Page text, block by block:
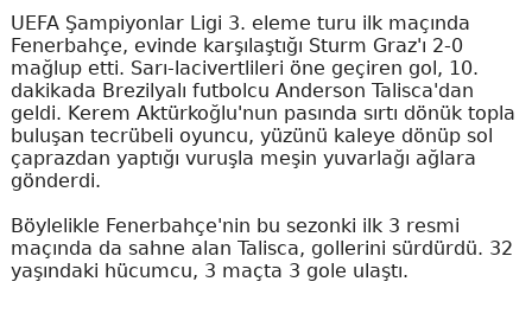
UEFA Şampiyonlar Ligi 3. eleme turu ilk maçında
Fenerbahçe, evinde karşılaştığı Sturm Graz'ı 2-0
mağlup etti. Sarı-lacivertlileri öne geçiren gol, 10.
dakikada Brezilyalı futbolcu Anderson Talisca'dan
geldi. Kerem Aktürkoğlu'nun pasında sırtı dönük topla
buluşan tecrübeli oyuncu, yüzünü kaleye dönüp sol
çaprazdan yaptığı vuruşla meşin yuvarlağı ağlara
gönderdi.
Böylelikle Fenerbahçe'nin bu sezonki ilk 3 resmi
maçında da sahne alan Talisca, gollerini sürdürdü. 32
yaşındaki hücumcu, 3 maçta 3 gole ulaştı.